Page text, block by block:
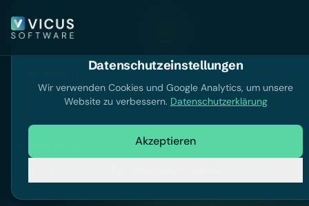
Dokumentation
Dokumentation durchsuchen
Datenschutzeinstellungen
Wir verwenden Cookies und Google Analytics, um unsere
Website zu verbessern. Datenschutzerklärung
Akzeptieren